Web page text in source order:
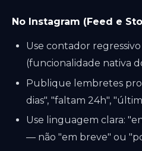
No Instagram (Feed e
Use contador
(funcionalidade nativa
Publique lembretes
dias", "faltam 24h",
Use linguagem clara:
— não "em breve" ou